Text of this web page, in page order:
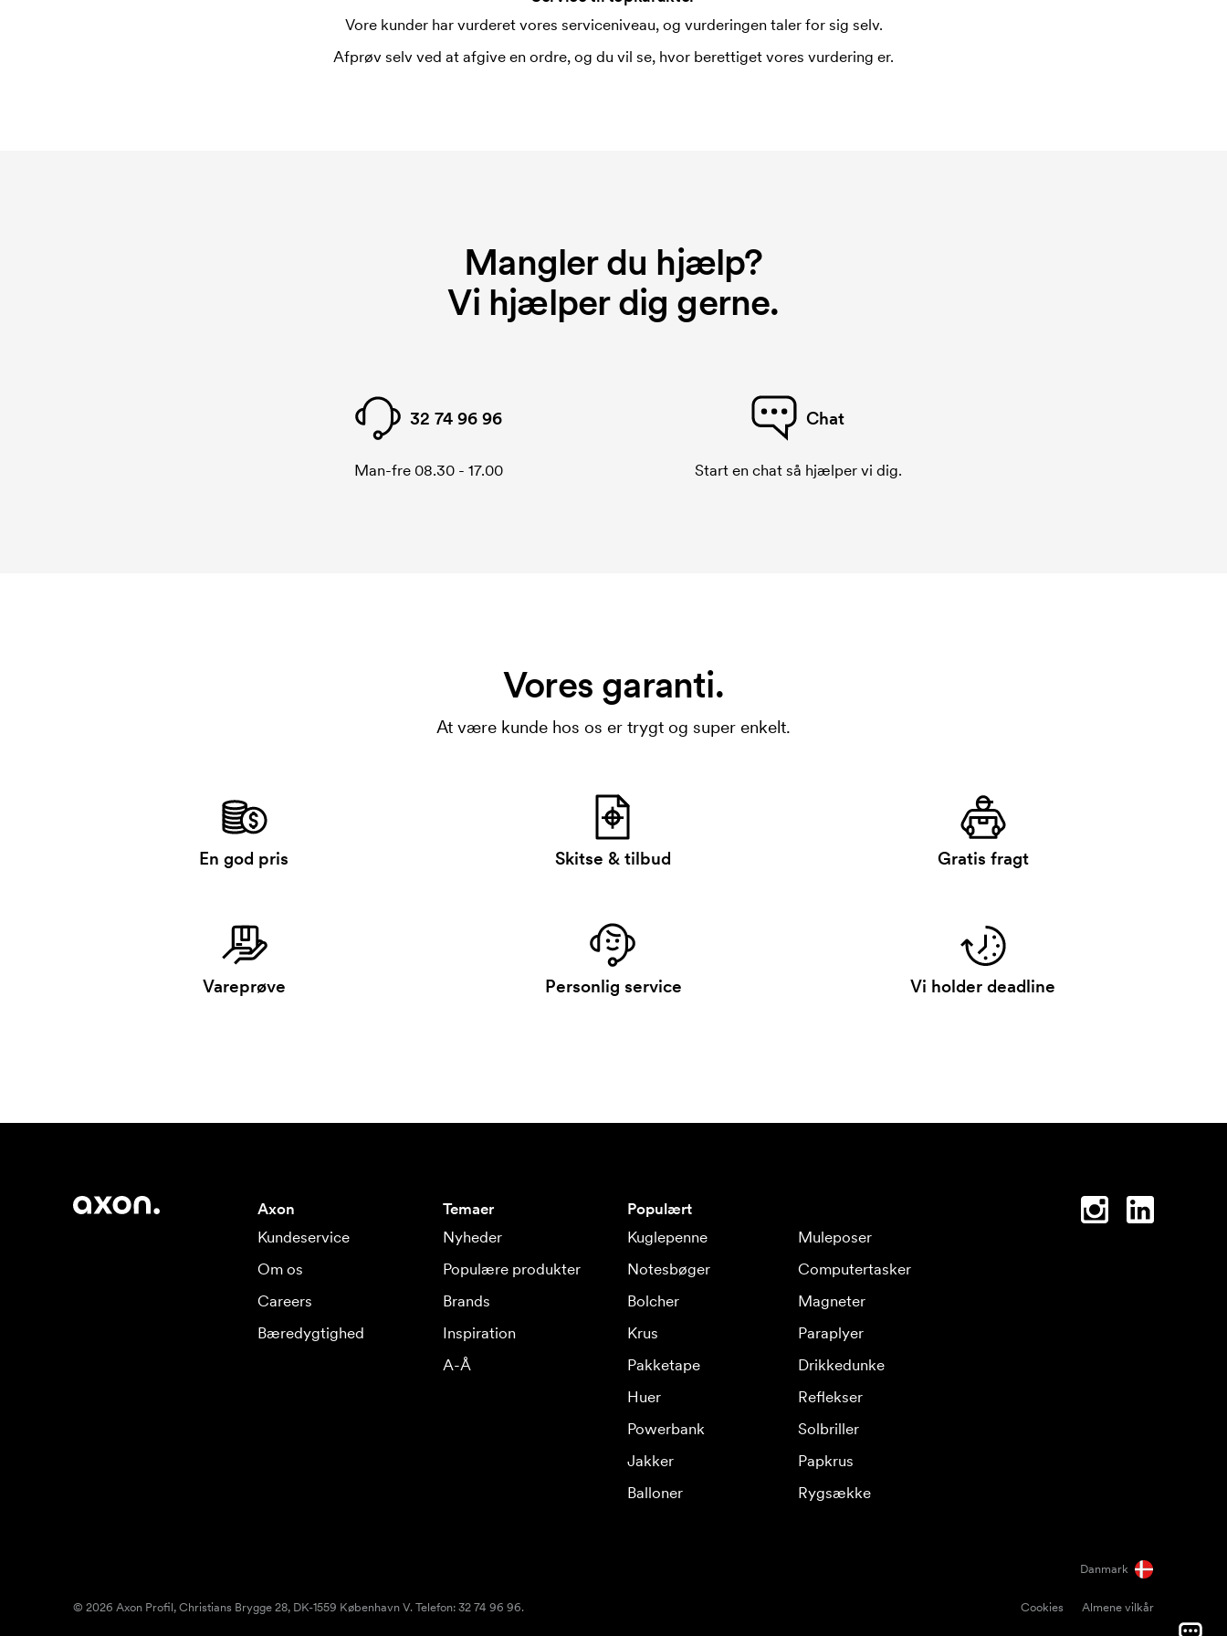
Vore kunder har vurderet vores serviceniveau, og vurderingen taler for sig selv.
Afprøv selv ved at afgive en ordre, og du vil se, hvor berettiget vores vurdering er.
Mangler du hjælp?
Vi hjælper dig gerne.
32 74 96 96
Man-fre 08.30 - 17.00
Chat
Start en chat så hjælper vi dig.
Vores garanti.
At være kunde hos os er trygt og super enkelt.
En god pris Skitse & tilbud Gratis fragt
Vareprøve Personlig service Vi holder deadline
Axon
Kundeservice
Om os
Careers
Bæredygtighed
Temaer
Nyheder
Populære produkter
Brands
Inspiration
A-Å
Populært
Kuglepenne
Muleposer
Notesbøger
Computertasker
Bolcher
Magneter
Krus
Paraplyer
Pakketape
Drikkedunke
Huer
Reflekser
Powerbank
Solbriller
Jakker
Papkrus
Balloner
Rygsække
Danmark
Cookies Almene vilkår
© 2026 Axon Profil, Christians Brygge 28, DK-1559 København V. Telefon: 32 74 96 96.